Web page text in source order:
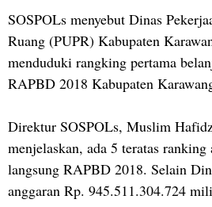
SOSPOLs menyebut Dinas
Ruang (PUPR) Kabupaten
menduduki rangking pertama
RAPBD 2018 Kabupaten
Direktur SOSPOLs, Muslim
menjelaskan, ada 5 teratas ranking
langsung RAPBD 2018. Selain
anggaran Rp. 945.511.304.724